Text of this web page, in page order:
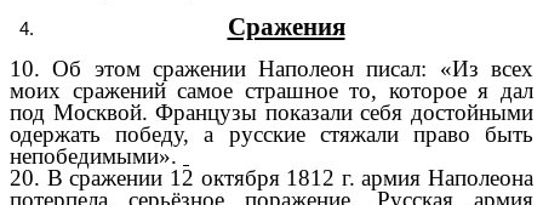
Сражения
10. Об этом сражении Наполеон писал: «Из всех
моих сражений самое страшное то, которое я дал
под Москвой. Французы показали себя достойными
одержать победу, а русские стяжали право быть
непобедимыми».
20. В сражении 12 октября 1812 г. армия Наполеона
потерпела серьёзное поражение. Русская армия